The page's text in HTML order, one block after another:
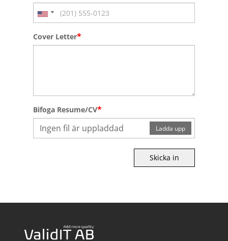
Cover Letter*
Bifoga Resume/CV*
Ingen fil är uppladdad
Ladda upp
Skicka in